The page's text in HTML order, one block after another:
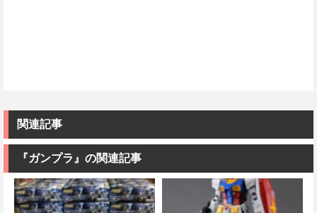
関連記事
『ガンプラ』の関連記事